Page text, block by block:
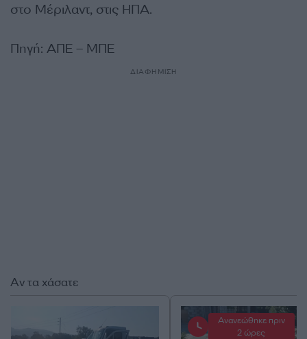
στο Μέριλαντ, στις ΗΠΑ.
Πηγή: ΑΠΕ – ΜΠΕ
ΔΙΑΦΗΜΙΣΗ
Αν τα χάσατε
Ανανεώθηκε πριν
2 ώρες